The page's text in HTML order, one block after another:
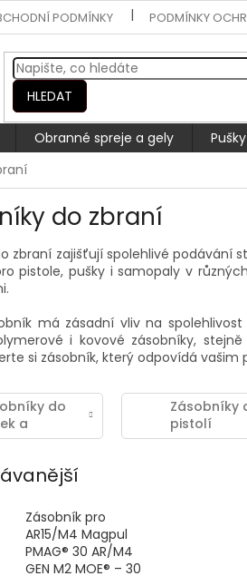
PODMÍNKY PODMÍNKY
HLEDAT
Obranné spreje a gely Pušky
do zbraní
zbraní zajišťují spolehlivé podávání
pistole, pušky i samopaly v
má zásadní vliv na
i kovové zásobníky,
si zásobník, který odpovídá
do
a
Zásobníky
pistolí
Zásobník pro
AR15/M4 Magpul
PMAG® 30 AR/M4
GEN M2 MOE® – 30